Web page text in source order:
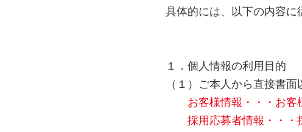
具体的には、以下の内容に
１．個人情報の利用目的
（１）ご本人から直接書
お客様情報・・・お客
採用応募者情報・・・